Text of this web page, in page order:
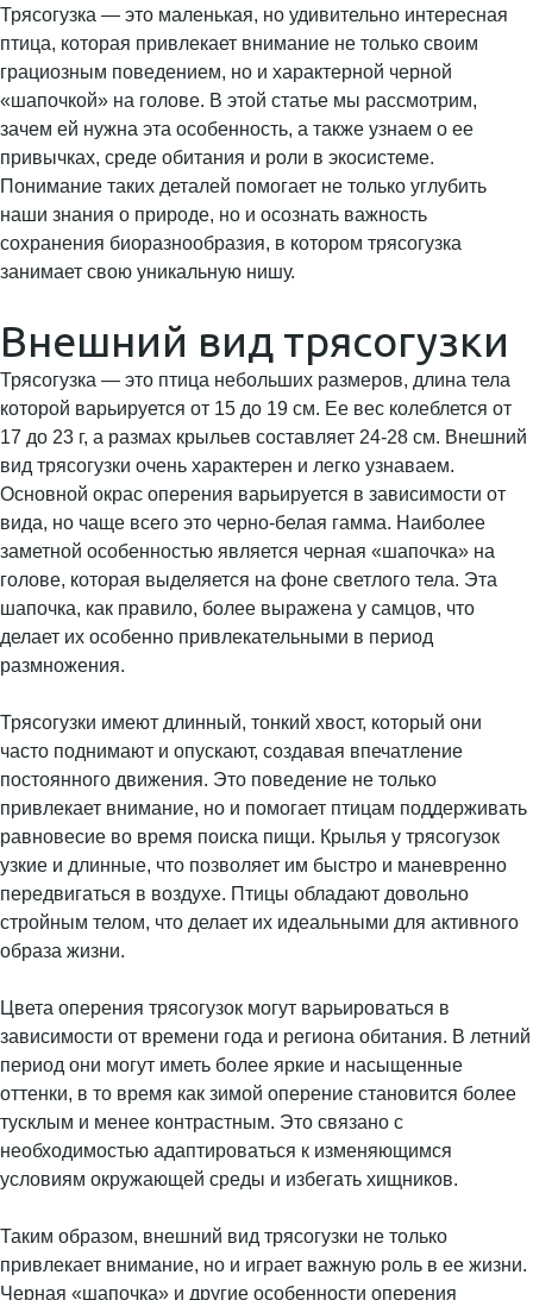
Трясогузка — это маленькая, но удивительно интересная
птица, которая привлекает внимание не только своим
грациозным поведением, но и характерной черной
«шапочкой» на голове. В этой статье мы рассмотрим,
зачем ей нужна эта особенность, а также узнаем о ее
привычках, среде обитания и роли в экосистеме.
Понимание таких деталей помогает не только углубить
наши знания о природе, но и осознать важность
сохранения биоразнообразия, в котором трясогузка
занимает свою уникальную нишу.
Внешний вид трясогузки
Трясогузка — это птица небольших размеров, длина тела
которой варьируется от 15 до 19 см. Ее вес колеблется от
17 до 23 г, а размах крыльев составляет 24-28 см. Внешний
вид трясогузки очень характерен и легко узнаваем.
Основной окрас оперения варьируется в зависимости от
вида, но чаще всего это черно-белая гамма. Наиболее
заметной особенностью является черная «шапочка» на
голове, которая выделяется на фоне светлого тела. Эта
шапочка, как правило, более выражена у самцов, что
делает их особенно привлекательными в период
размножения.
Трясогузки имеют длинный, тонкий хвост, который они
часто поднимают и опускают, создавая впечатление
постоянного движения. Это поведение не только
привлекает внимание, но и помогает птицам поддерживать
равновесие во время поиска пищи. Крылья у трясогузок
узкие и длинные, что позволяет им быстро и маневренно
передвигаться в воздухе. Птицы обладают довольно
стройным телом, что делает их идеальными для активного
образа жизни.
Цвета оперения трясогузок могут варьироваться в
зависимости от времени года и региона обитания. В летний
период они могут иметь более яркие и насыщенные
оттенки, в то время как зимой оперение становится более
тусклым и менее контрастным. Это связано с
необходимостью адаптироваться к изменяющимся
условиям окружающей среды и избегать хищников.
Таким образом, внешний вид трясогузки не только
привлекает внимание, но и играет важную роль в ее жизни.
Черная «шапочка» и другие особенности оперения